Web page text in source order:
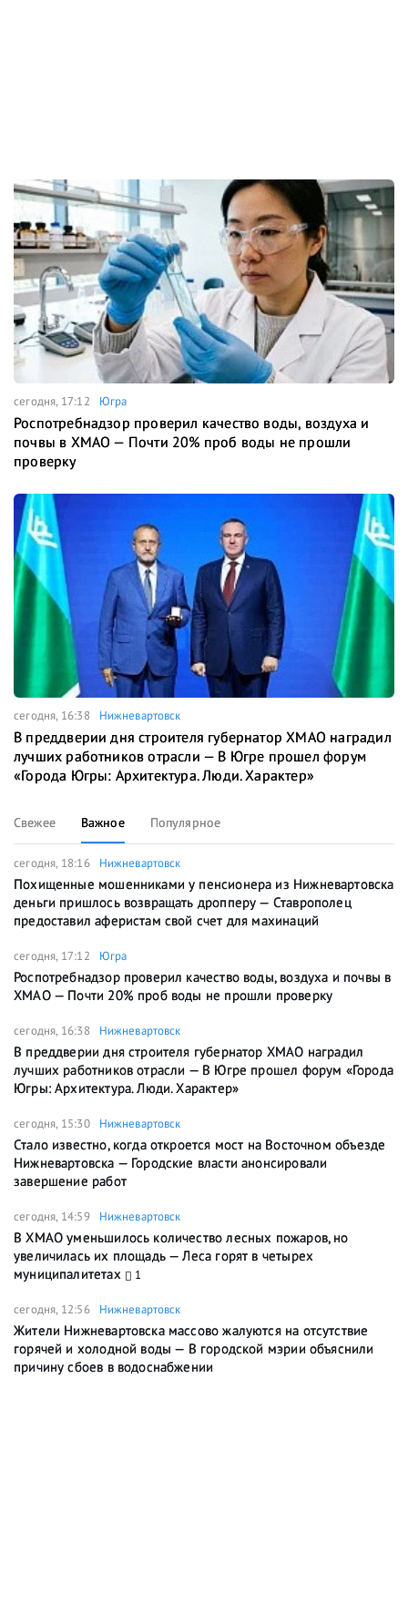
сегодня, 17:12 Югра
Роспотребнадзор проверил качество воды, воздуха и
почвы в ХМАО — Почти 20% проб воды не прошли
проверку
сегодня, 16:38 Нижневартовск
В преддверии дня строителя губернатор ХМАО наградил
лучших работников отрасли — В Югре прошел форум
«Города Югры: Архитектура. Люди. Характер»
Свежее Важное Популярное
сегодня, 18:16 Нижневартовск
Похищенные мошенниками у пенсионера из Нижневартовска
деньги пришлось возвращать дропперу — Ставрополец
предоставил аферистам свой счет для махинаций
сегодня, 17:12 Югра
Роспотребнадзор проверил качество воды, воздуха и почвы в
ХМАО — Почти 20% проб воды не прошли проверку
сегодня, 16:38 Нижневартовск
В преддверии дня строителя губернатор ХМАО наградил
лучших работников отрасли — В Югре прошел форум «Города
Югры: Архитектура. Люди. Характер»
сегодня, 15:30 Нижневартовск
Стало известно, когда откроется мост на Восточном объезде
Нижневартовска — Городские власти анонсировали
завершение работ
сегодня, 14:59 Нижневартовск
В ХМАО уменьшилось количество лесных пожаров, но
увеличилась их площадь — Леса горят в четырех
муниципалитетах
1
сегодня, 12:56 Нижневартовск
Жители Нижневартовска массово жалуются на отсутствие
горячей и холодной воды — В городской мэрии объяснили
причину сбоев в водоснабжении